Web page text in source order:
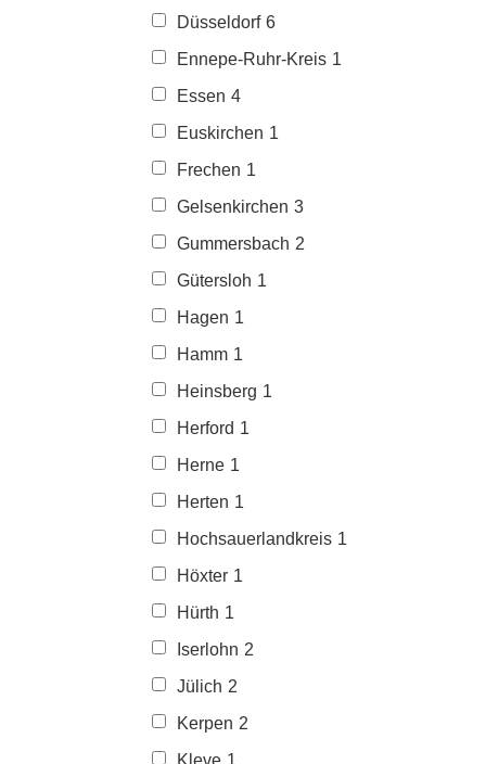
Düsseldorf 6
Ennepe-Ruhr-Kreis 1
Essen 4
Euskirchen 1
Frechen 1
Gelsenkirchen 3
Gummersbach 2
Gütersloh 1
Hagen 1
Hamm 1
Heinsberg 1
Herford 1
Herne 1
Herten 1
Hochsauerlandkreis 1
Höxter 1
Hürth 1
Iserlohn 2
Jülich 2
Kerpen 2
Kleve 1